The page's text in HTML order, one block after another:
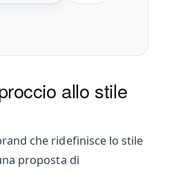
allo stile
che ridefinisce lo stile
proposta di